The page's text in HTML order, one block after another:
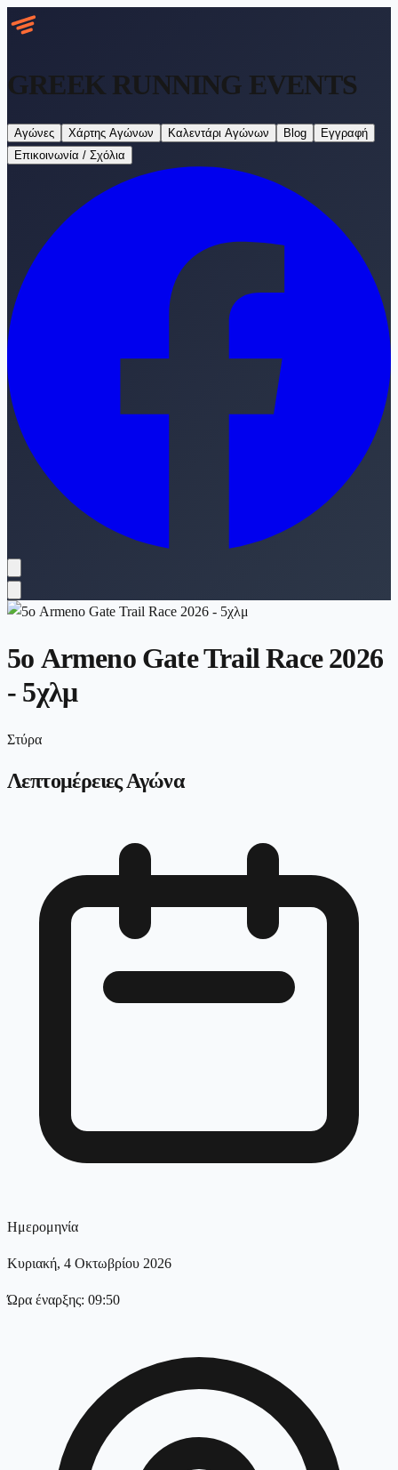
GREEK RUNNING EVENTS
Αγώνες Χάρτης Αγώνων Καλεντάρι Αγώνων Blog
Εγγραφή
Επικοινωνία / Σχόλια
5ο Armeno Gate Trail Race 2026
- 5χλμ
Στύρα
Λεπτομέρειες Αγώνα
Ημερομηνία
Κυριακή, 4 Οκτωβρίου 2026
Ώρα έναρξης: 09:50